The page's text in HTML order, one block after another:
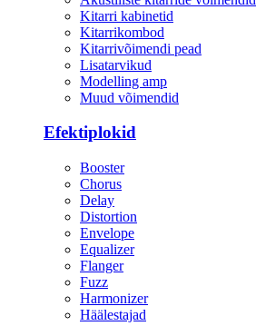
Kitarri kabinetid
Kitarrikombod
Kitarrivõimendi pead
Lisatarvikud
Modelling amp
Muud võimendid
Efektiplokid
Booster
Chorus
Delay
Distortion
Envelope
Equalizer
Flanger
Fuzz
Harmonizer
Häälestajad